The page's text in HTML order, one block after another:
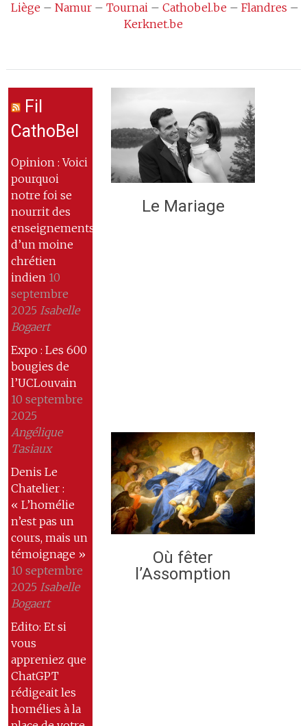
Liège – Namur– Tournai– Cathobel.be – Flandres –
Kerknet.be
Fil
CathoBel
Opinion : Voici
pourquoi
notre foi se
nourrit des
enseignements
d’un moine
chrétien
indien 10
septembre
2025 Isabelle
Bogaert
Expo : Les 600
bougies de
l’UCLouvain
10 septembre
2025
Angélique
Tasiaux
Denis Le
Chatelier :
« L’homélie
n’est pas un
cours, mais un
témoignage »
10 septembre
2025 Isabelle
Bogaert
Edito: Et si
vous
appreniez que
ChatGPT
rédigeait les
homélies à la
Le Mariage
Où fêter
l’Assomption